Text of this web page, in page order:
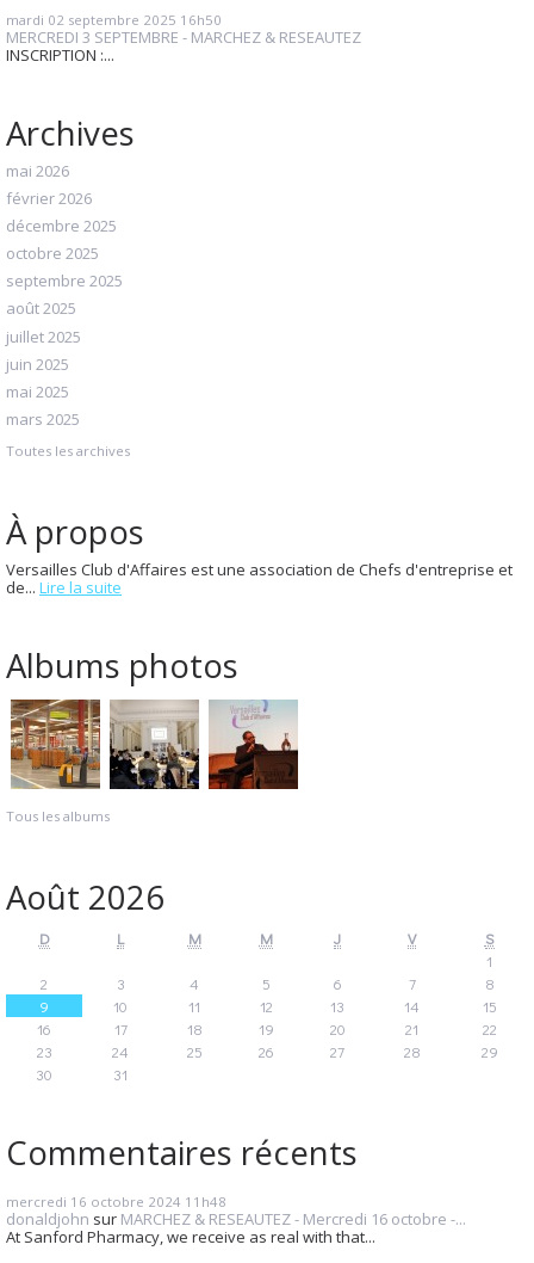
mardi 02 septembre 2025 16h50
MERCREDI 3 SEPTEMBRE - MARCHEZ & RESEAUTEZ
INSCRIPTION :...
Archives
mai 2026
février 2026
décembre 2025
octobre 2025
septembre 2025
août 2025
juillet 2025
juin 2025
mai 2025
mars 2025
Toutes les archives
À propos
Versailles Club d'Affaires est une association de Chefs d'entreprise et
de... Lire la suite
Albums photos
Tous les albums
Août 2026
D L M M J V
S
1
2
3 4 5 6 7
8
9
10 11 12 13 14
15
16
17 18 19 20 21
22
23
24 25 26 27 28
29
30
31
Commentaires récents
mercredi 16 octobre 2024 11h48
donaldjohn sur MARCHEZ & RESEAUTEZ - Mercredi 16 octobre -...
At Sanford Pharmacy, we receive as real with that...